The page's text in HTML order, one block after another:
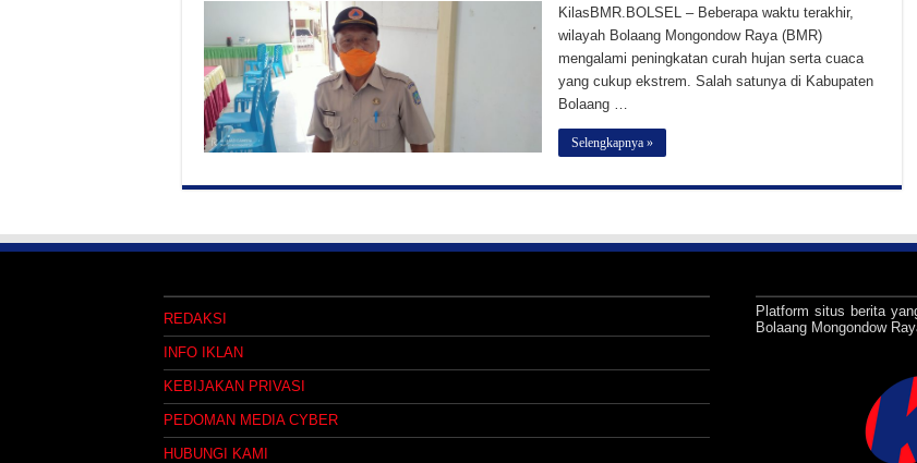
KilasBMR.BOLSEL – Beberapa waktu terakhir,
wilayah Bolaang Mongondow Raya (BMR)
mengalami peningkatan curah hujan serta cuaca
yang cukup ekstrem. Salah satunya di Kabupaten
Bolaang …
Selengkapnya »
REDAKSI
INFO IKLAN
KEBIJAKAN PRIVASI
PEDOMAN MEDIA CYBER
HUBUNGI KAMI
Platform situs berita
Bolaang Mongondow